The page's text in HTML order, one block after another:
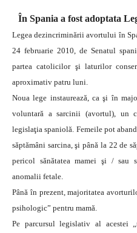
În Spania a fost adoptata
Legea dezincriminării avortului în
24 februarie 2010, de Senatul
partea catolicilor şi laturilor
aproximativ patru luni.
Noua lege instaurează, ca şi în
voluntară a sarcinii (avortul), un
legislaţia spaniolă. Femeile pot
săptămâni sarcina, şi până la 22 de
pericol sănătatea mamei şi / sau
anomalii fetale.
Până în prezent, majoritatea
psihologic” pentru mamă.
Pe parcursul legislativ al acestei